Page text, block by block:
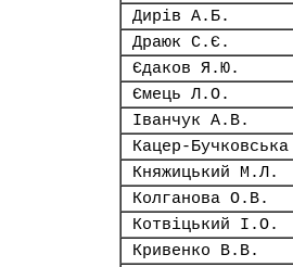
Дирів А.Б.
Драюк С.Є.
Єдаков Я.Ю.
Ємець Л.О.
Іванчук А.В.
Кацер-
Княжицький М.Л.
Колганова О.В.
Котвіцький І.О.
Кривенко В.В.